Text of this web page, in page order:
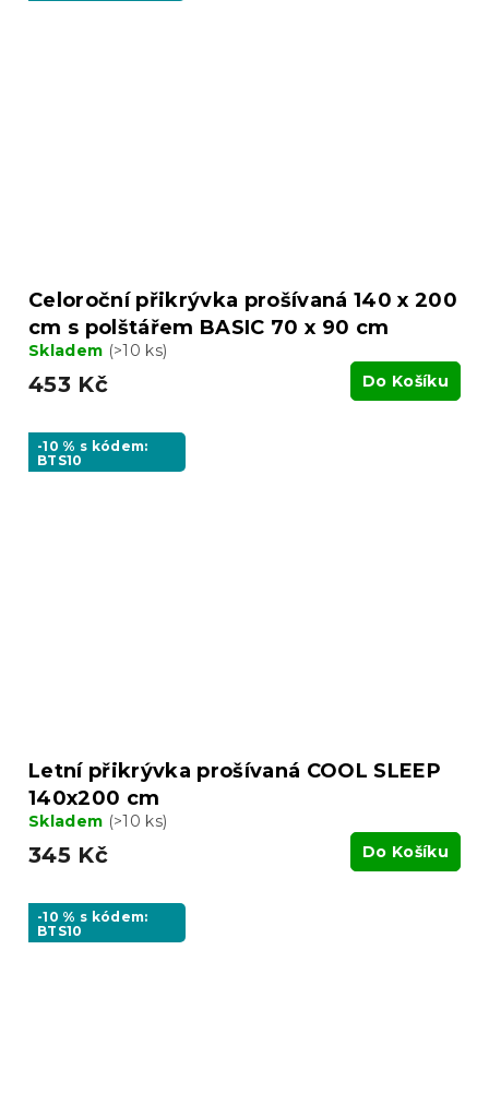
Celoroční přikrývka prošívaná 140 x 200
cm s polštářem BASIC 70 x 90 cm
Skladem (>10 ks)
453 Kč Do Košíku
-10 % s kódem:
BTS10
Letní přikrývka prošívaná COOL SLEEP
140x200 cm
Skladem (>10 ks)
345 Kč Do Košíku
-10 % s kódem:
BTS10